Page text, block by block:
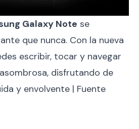
Galaxy Note se
que nunca. Con la nueva
escribir, tocar y navegar
disfrutando de
y envolvente | Fuente